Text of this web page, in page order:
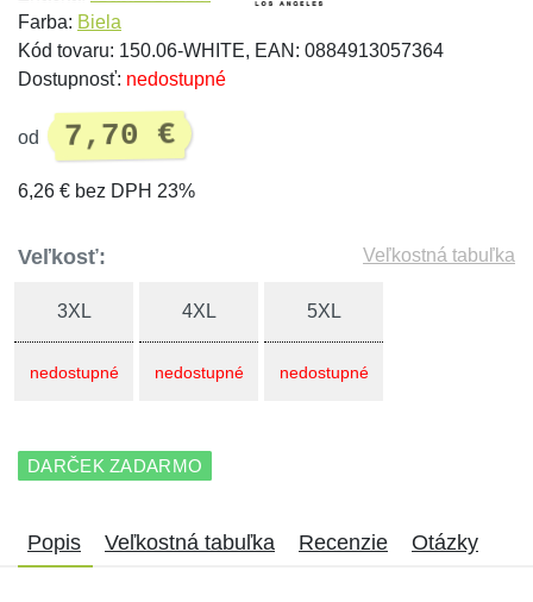
Farba: Biela
Kód tovaru: 150.06-WHITE, EAN: 0884913057364
Dostupnosť: nedostupné
od 7,70 €
6,26 € bez DPH 23%
Veľkosť: Veľkostná tabuľka
3XL
nedostupné
4XL
nedostupné
5XL
nedostupné
DARČEK ZADARMO
Popis Veľkostná tabuľka Recenzie Otázky